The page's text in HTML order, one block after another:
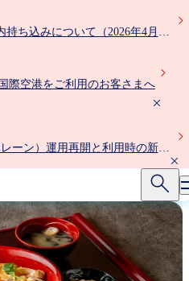
ち込みについて（2026年4月24
際空港をご利用のお客さまへ
ーン）運用再開と利用時の新ル